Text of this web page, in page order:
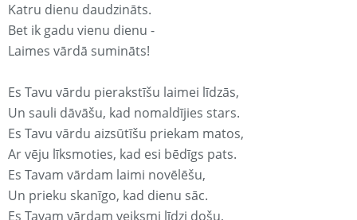
Katru dienu daudzināts.
Bet ik gadu vienu dienu -
Laimes vārdā sumināts!
Es Tavu vārdu pierakstīšu laimei līdzās,
Un sauli dāvāšu, kad nomaldījies stars.
Es Tavu vārdu aizsūtīšu priekam matos,
Ar vēju līksmoties, kad esi bēdīgs pats.
Es Tavam vārdam laimi novēlēšu,
Un prieku skanīgo, kad dienu sāc.
Es Tavam vārdam veiksmi līdzi došu,